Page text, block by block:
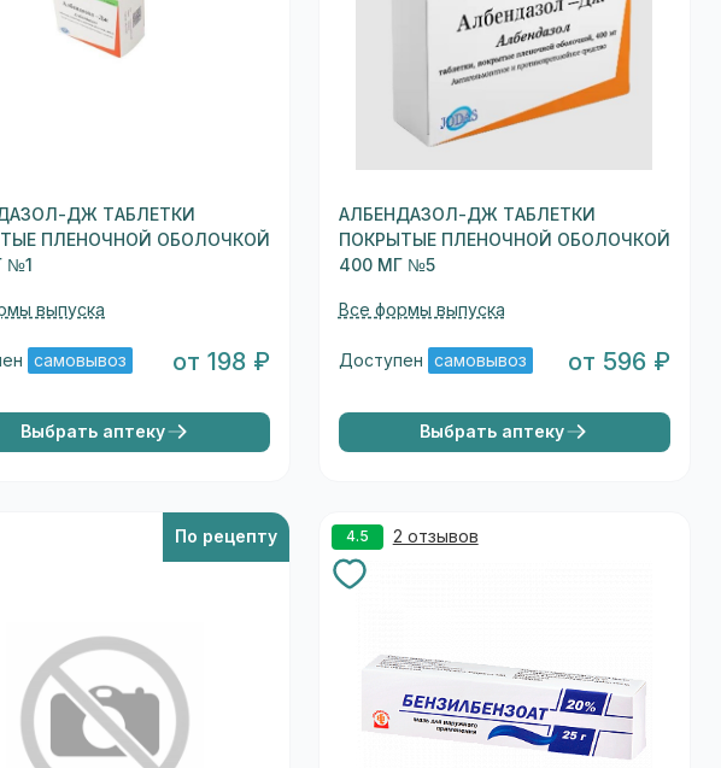
ДЖ ТАБЛЕТКИ
ПЛЕНОЧНОЙ ОБОЛОЧКОЙ
№1
выпуска
самовывоз от 198 ₽
Выбрать аптеку
АЛБЕНДАЗОЛ-ДЖ ТАБЛЕТКИ
ПОКРЫТЫЕ ПЛЕНОЧНОЙ ОБОЛОЧКОЙ
400 МГ №5
Все формы выпуска
Доступен самовывоз от 596 ₽
Выбрать аптеку
По рецепту 4.5 2 отзывов